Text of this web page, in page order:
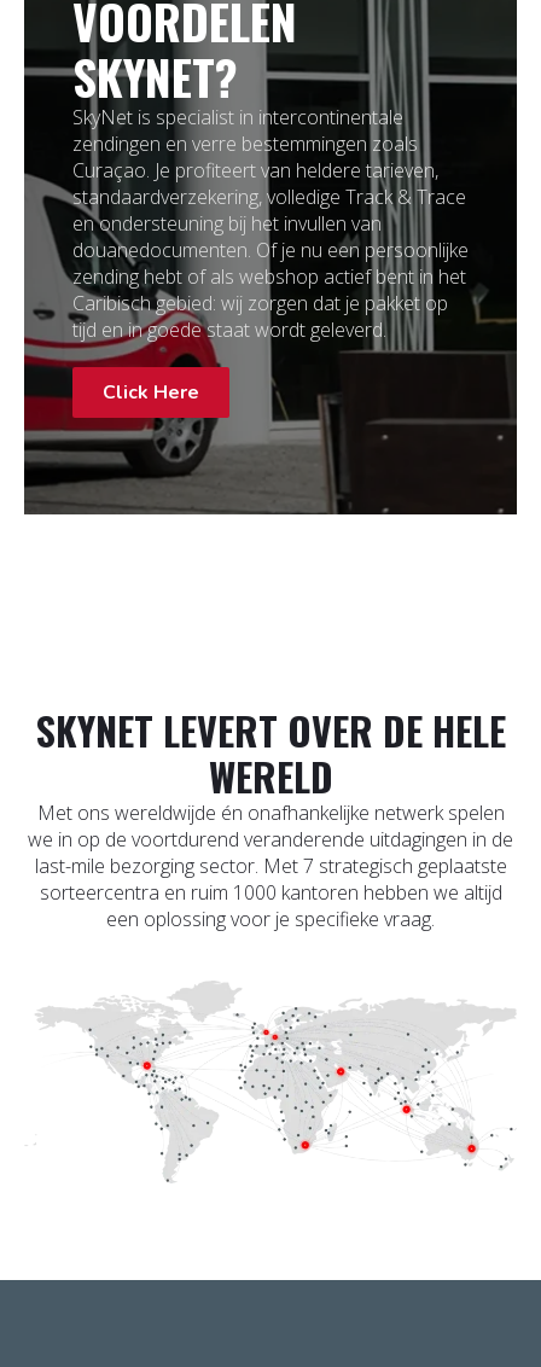
VOORDELEN
SKYNET?
SkyNet is specialist in intercontinentale
zendingen en verre bestemmingen zoals
Curaçao. Je profiteert van heldere tarieven,
standaardverzekering, volledige Track & Trace
en ondersteuning bij het invullen van
douanedocumenten. Of je nu een persoonlijke
zending hebt of als webshop actief bent in het
Caribisch gebied: wij zorgen dat je pakket op
tijd en in goede staat wordt geleverd.
Click Here
SKYNET LEVERT OVER DE HELE
WERELD
Met ons wereldwijde én onafhankelijke netwerk spelen
we in op de voortdurend veranderende uitdagingen in de
last-mile bezorging sector. Met 7 strategisch geplaatste
sorteercentra en ruim 1000 kantoren hebben we altijd
een oplossing voor je specifieke vraag.